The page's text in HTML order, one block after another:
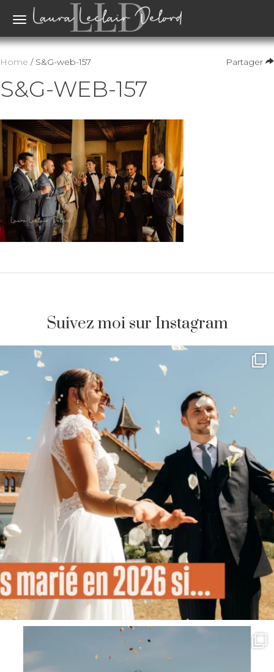
Toggle
Partager
Home / S&G-web-157
S&G-WEB-157
Suivez moi sur Instagram